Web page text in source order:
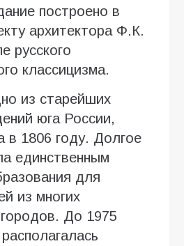
построено в
архитектора Ф.К.
русского
классицизма.
из старейших
юга России,
в 1806 году. Долгое
единственным
для
из многих
До 1975